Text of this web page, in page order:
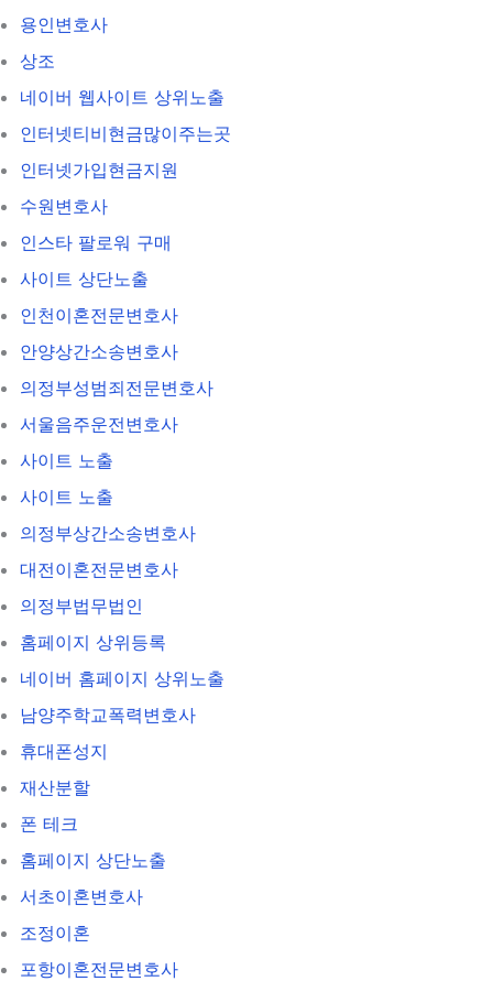
용인변호사
상조
네이버 웹사이트 상위노출
인터넷티비현금많이주는곳
인터넷가입현금지원
수원변호사
인스타 팔로워 구매
사이트 상단노출
인천이혼전문변호사
안양상간소송변호사
의정부성범죄전문변호사
서울음주운전변호사
사이트 노출
사이트 노출
의정부상간소송변호사
대전이혼전문변호사
의정부법무법인
홈페이지 상위등록
네이버 홈페이지 상위노출
남양주학교폭력변호사
휴대폰성지
재산분할
폰 테크
홈페이지 상단노출
서초이혼변호사
조정이혼
포항이혼전문변호사